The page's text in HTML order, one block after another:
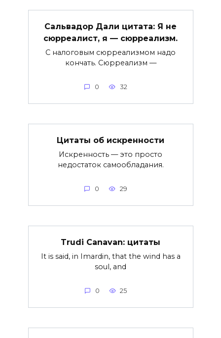
Сальвадор Дали цитата: Я не
сюрреалист, я — сюрреализм.
С налоговым сюрреализмом надо
кончать. Сюрреализм —
0 32
Цитаты об искренности
Искренность — это просто
недостаток самообладания.
0 29
Trudi Canavan: цитаты
It is said, in Imardin, that the wind has a
soul, and
0 25